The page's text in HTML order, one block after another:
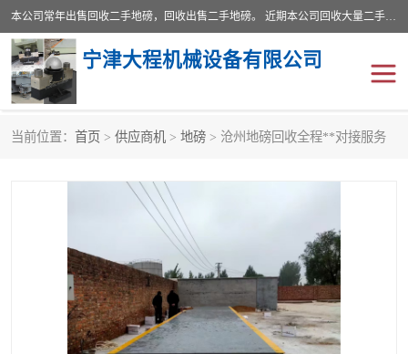
本公司常年出售回收二手地磅，回收出售二手地磅。 近期本公司回收大量二手地磅，型号齐全，宽度从2米到3.5米，长度5米到25米，承重吨位从10到200吨，成色7—9成新。 ? 使用年限6个月至2年，产品来源于个人闲置品，工矿企业停用品，因小换大而来。 精准度和新的一样， 二手地磅是内行人的选择，打个电话就省钱朋友您好等什么
宁津大程机械设备有限公司
当前位置： 首页 > 供应商机 > 地磅 > 沧州地磅回收全程**对接服务
烘干机
装载机电子秤 输送机
半自动输送机 全自动输送机